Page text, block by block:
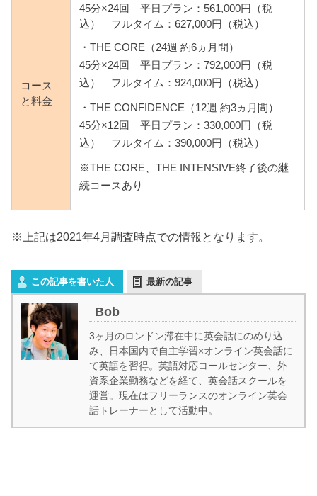
コース
と料金
45分×24回 平日プラン：561,000円（税
込） フルタイム：627,000円（税込）
・THE CORE（24週 約6ヵ月間）
45分×24回 平日プラン：792,000円（税
込） フルタイム：924,000円（税込）
・THE CONFIDENCE（12週 約3ヵ月間）
45分×12回 平日プラン：330,000円（税
込） フルタイム：390,000円（税込）
※THE CORE、THE INTENSIVE終了後の継
続コースあり
※上記は2021年4月調査時点での情報となります。
この記事を書いた人 最新の記事
Bob
3ヶ月のロンドン滞在中に英会話にのめり込
み、日本国内で自主学習×オンライン英会話に
て英語を習得。英語対応コールセンター、外
資系企業勤務などを経て、英会話スクールを
運営。現在はフリーランスのオンライン英会
話トレーナーとして活動中。